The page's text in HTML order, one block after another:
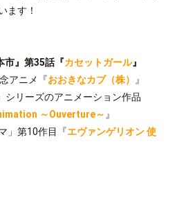
ます！
市』第35話『カセットガール』
アニメ『おおきなカブ（株） 』
シリーズのアニメーション作品
～Ouverture～』
」第10作目『エヴァンゲリオン 使